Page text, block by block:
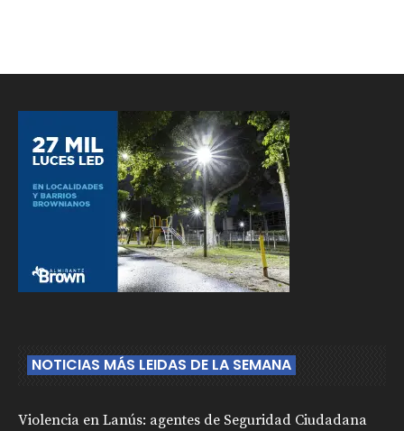
NOTICIAS MÁS LEIDAS DE LA SEMANA
Violencia en Lanús: agentes de Seguridad Ciudadana